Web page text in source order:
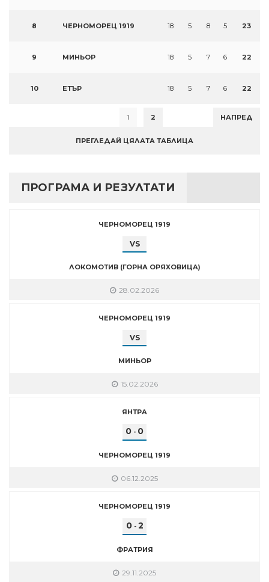
8 ЧЕРНОМОРЕЦ 1919 18 5 8 5 23
9 МИНЬОР 18 5 7 6 22
10 ЕТЪР 18 5 7 6 22
1 2 НАПРЕД
ПРЕГЛЕДАЙ ЦЯЛАТА ТАБЛИЦА
ПРОГРАМА И РЕЗУЛТАТИ
ЧЕРНОМОРЕЦ 1919
VS
ЛОКОМОТИВ (ГОРНА ОРЯХОВИЦА)
28.02.2026
ЧЕРНОМОРЕЦ 1919
VS
МИНЬОР
15.02.2026
ЯНТРА
0 - 0
ЧЕРНОМОРЕЦ 1919
06.12.2025
ЧЕРНОМОРЕЦ 1919
0- 2
ФРАТРИЯ
29.11.2025